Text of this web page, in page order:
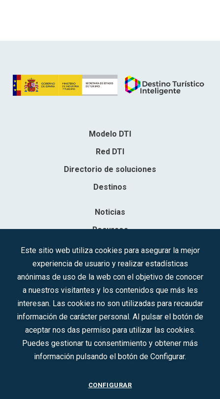
Modelo DTI
Red DTI
Directorio de soluciones
Destinos
Noticias
Recursos
Contacto
Sociedad Mercantil Estatal para la Gestión de la Innovación y las
C.I.F.: A-81/874.984
Síguenos en redes sociales:
CONTACTO
Este sitio web utiliza cookies para asegurar la mejor
experiencia de usuario y realizar estadísticas
anónimas de uso de la web con el objetivo de conocer
a nuestros visitantes y los contenidos que más les
interesan. Las cookies no son utilizadas para recaudar
información de carácter personal. Al pulsar el botón de
aceptar nos das permiso para utilizar las cookies.
Puedes gestionar tu consentimiento y obtener más
información pulsando el botón de Configurar.
CONFIGURAR